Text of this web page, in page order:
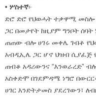
• ሦስተኛ፦
ድሮ ድሮ የህወሓት ተቃዋሚ መስሎ
ጋር በመታየት ከዚያም ግንቦት
ጠጠው ብሎ ሀገሩ መቀሌ ገብቶ
አብዲኢሌ ጋር ሆኖ ህዝብ ሲያፈጅ
ጠብቆ አዳሪውንና “እንወራረድ”
አስቀድሞ በገደምዳሜ ነግሮ
ሀገር እንድትታመስ ያደረገውን፣